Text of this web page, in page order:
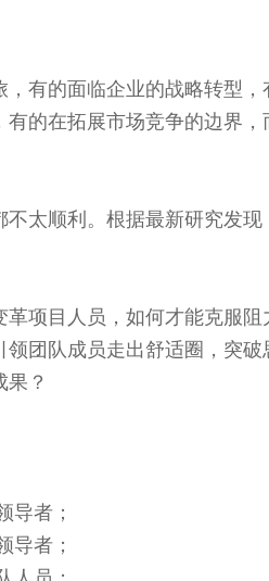
有的面临企业的战略转型，
的在拓展市场竞争的边界，
太顺利。根据最新研究发现
项目人员，如何才能克服阻
团队成员走出舒适圈，突破
果？
导者；
导者；